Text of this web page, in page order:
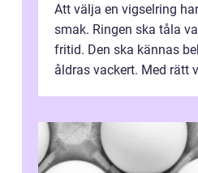
Att välja en vigselring
smak. Ringen ska tåla
fritid. Den ska kännas
åldras vackert. Med rätt